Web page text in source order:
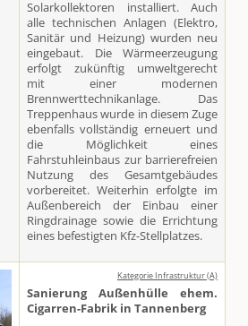
Solarkollektoren installiert. Auch
alle technischen Anlagen (Elektro,
Sanitär und Heizung) wurden neu
eingebaut. Die Wärmeerzeugung
erfolgt zukünftig umweltgerecht
mit einer modernen
Brennwerttechnikanlage. Das
Treppenhaus wurde in diesem Zuge
ebenfalls vollständig erneuert und
die Möglichkeit eines
Fahrstuhleinbaus zur barrierefreien
Nutzung des Gesamtgebäudes
vorbereitet. Weiterhin erfolgte im
Außenbereich der Einbau einer
Ringdrainage sowie die Errichtung
eines befestigten Kfz-Stellplatzes.
Kategorie Infrastruktur (A)
Sanierung Außenhülle ehem.
Cigarren-Fabrik in Tannenberg